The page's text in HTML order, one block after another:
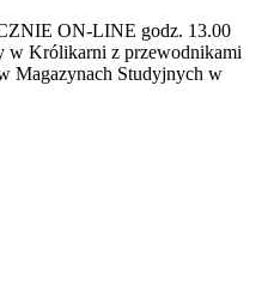
ON-LINE godz. 13.00
w Królikarni z przewodnikami
Magazynach Studyjnych w